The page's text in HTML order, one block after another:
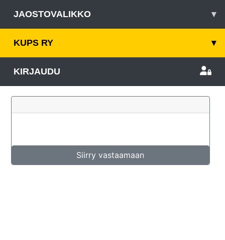
JAOSTOVALIKKO ▾
KUPS RY ▾
KIRJAUDU